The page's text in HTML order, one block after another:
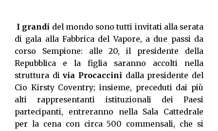
I grandi del mondo sono tutti invitati alla serata
di gala alla Fabbrica del Vapore, a due passi da
corso Sempione: alle 20, il presidente della
Repubblica e la figlia saranno accolti nella
struttura divia Procaccini dalla presidente del
Cio Kirsty Coventry; insieme, preceduti dai più
alti rappresentanti istituzionali dei Paesi
partecipanti, entreranno nella Sala Cattedrale
per la cena con circa 500 commensali, che si